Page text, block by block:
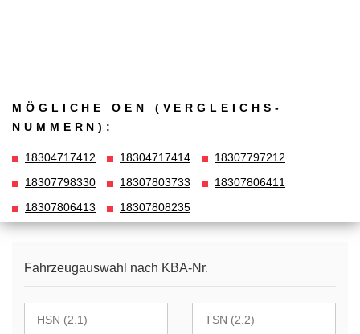
MÖGLICHE OEN (VERGLEICHS­
NUMMERN):
18304717412 18304717414
18307797212
18307798330
18307803733
18307806411
18307806413
18307808235
Fahrzeugauswahl nach KBA-Nr.